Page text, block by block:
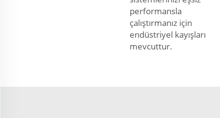
performansla
çalıştırmanız için
endüstriyel kayışları
mevcuttur.